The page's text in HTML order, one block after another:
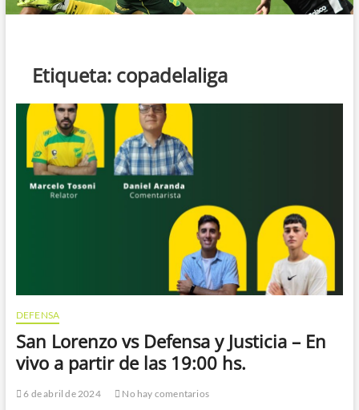
Etiqueta: copadelaliga
DEFENSA
San Lorenzo vs Defensa y Justicia – En
vivo a partir de las 19:00 hs.
6 de abril de 2024
No hay comentarios